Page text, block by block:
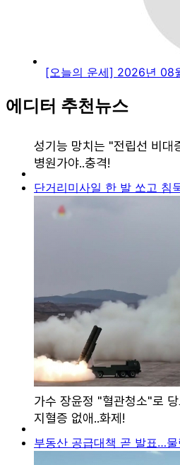
[오늘의 운세] 2026년 08
에디터 추천뉴스
단거리미사일 한 발 쏘고 침
부동산 공급대책 곧 발표…